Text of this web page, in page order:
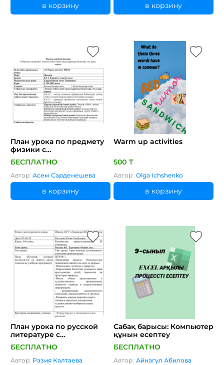
в корзину в корзину
План урока по предмету
физики с
интегрированными
элементами ОУР + видео
БЕСПЛАТНО
Автор: Асем Сарденешева
в корзину
Warm up activities
500 ₸
Автор: Olga Ichshenko
в корзину
План урока по русской
литературе с
интегрированными
элементами ОУР (ЦУР)
№1.
БЕСПЛАТНО
Автор: Разия Калтаева
Сабақ барысы: Компьютер
құнын есептеу
БЕСПЛАТНО
Автор: Айнагүл Абилова